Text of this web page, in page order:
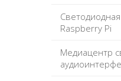
Raspberry Pi
Медиацентр